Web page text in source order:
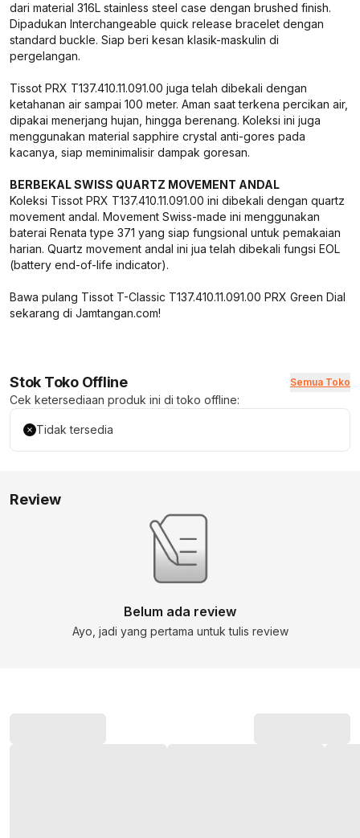
dari material 316L stainless steel case dengan brushed finish.
Dipadukan Interchangeable quick release bracelet dengan
standard buckle. Siap beri kesan klasik-maskulin di
pergelangan.
Tissot PRX T137.410.11.091.00 juga telah dibekali dengan
ketahanan air sampai 100 meter. Aman saat terkena percikan air,
dipakai menerjang hujan, hingga berenang. Koleksi ini juga
menggunakan material sapphire crystal anti-gores pada
kacanya, siap meminimalisir dampak goresan.
BERBEKAL SWISS QUARTZ MOVEMENT ANDAL
Koleksi Tissot PRX T137.410.11.091.00 ini dibekali dengan quartz
movement andal. Movement Swiss-made ini menggunakan
baterai Renata type 371 yang siap fungsional untuk pemakaian
harian. Quartz movement andal ini jua telah dibekali fungsi EOL
(battery end-of-life indicator).
Bawa pulang Tissot T-Classic T137.410.11.091.00 PRX Green Dial
sekarang di Jamtangan.com!
Stok Toko Offline Semua Toko
Cek ketersediaan produk ini di toko offline:
Tidak tersedia
Review
Belum ada review
Ayo, jadi yang pertama untuk tulis review